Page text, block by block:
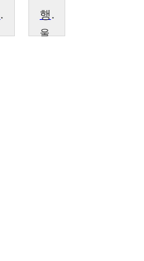
행정학개론 행정학개론
울